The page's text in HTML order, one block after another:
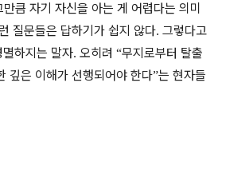
만큼 자기 자신을 아는 게 어렵다는 의미
질문들은 답하기가 쉽지 않다. 그렇다고
멸하지는 말자. 오히려 “무지로부터 탈출
깊은 이해가 선행되어야 한다”는 현자들